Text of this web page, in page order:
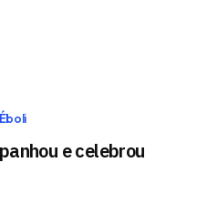
e celebrou